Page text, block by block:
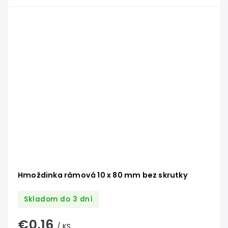
Hmoždinka rámová 10 x 80 mm bez skrutky
Skladom do 3 dní